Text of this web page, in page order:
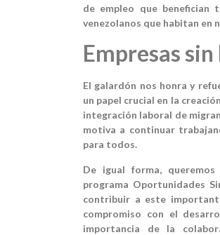
de empleo que benefician
venezolanos que habitan en
Empresas
El galardón nos honra y
un papel crucial en la
integración laboral de
motiva a continuar
para todos.
De igual forma,
programa Oportunidades
contribuir a este
compromiso con el
importancia de la